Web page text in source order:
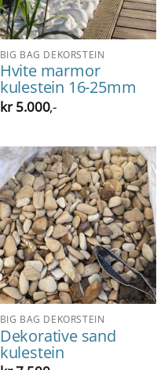
BIG BAG DEKORSTEIN
Hvite marmor
kulestein 16-25mm
kr5.000,-
BIG BAG DEKORSTEIN
Dekorative sand
kulestein